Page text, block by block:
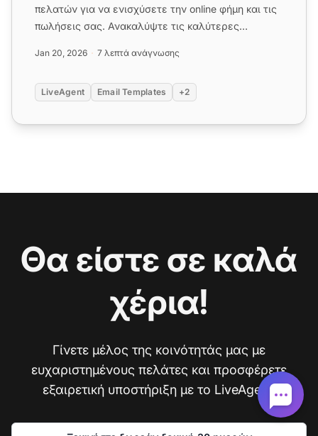
πελατών για να ενισχύσετε την online φήμη και τις
πωλήσεις σας. Ανακαλύψτε τις καλύτερες
Jan 20, 2026 7 λεπτά ανάγνωσης
LiveAgent Email Templates +2
Θα είστε σε καλά
χέρια!
Γίνετε μέλος της κοινότητάς μας με
ευχαριστημένους πελάτες και προσφέρετε
εξαιρετική υποστήριξη με το LiveAgent.